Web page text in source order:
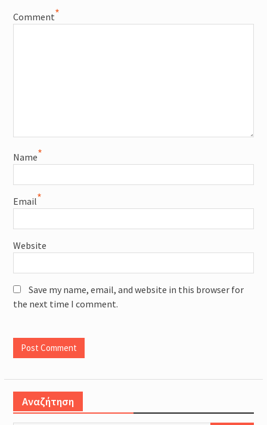
Comment*
Name*
Email*
Website
Save my name, email, and website in this browser for
the next time I comment.
Αναζήτηση